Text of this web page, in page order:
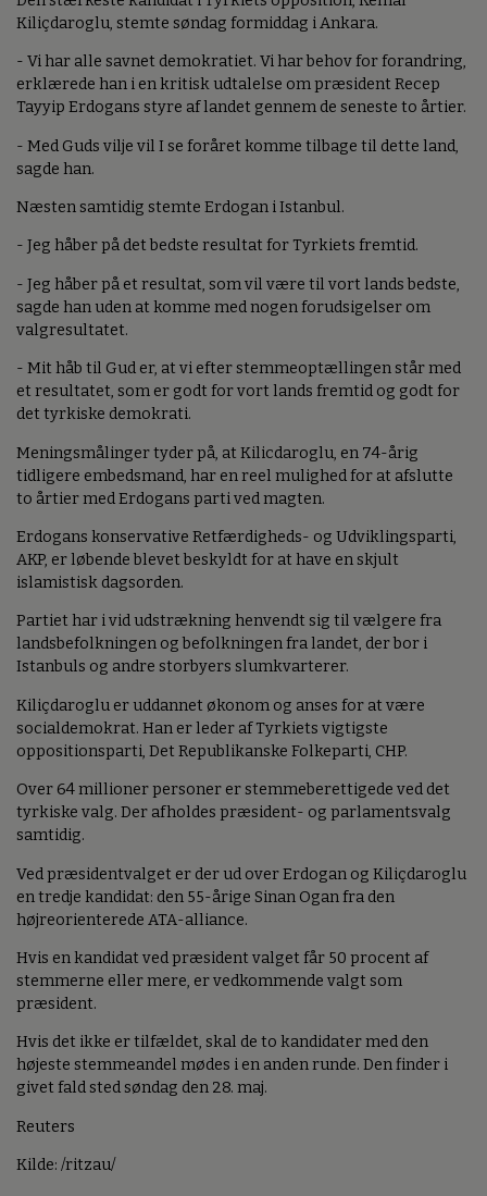
Kiliçdaroglu, stemte søndag formiddag i Ankara.
- Vi har alle savnet demokratiet. Vi har behov for forandring,
erklærede han i en kritisk udtalelse om præsident Recep
Tayyip Erdogans styre af landet gennem de seneste to årtier.
- Med Guds vilje vil I se foråret komme tilbage til dette land,
sagde han.
Næsten samtidig stemte Erdogan i Istanbul.
- Jeg håber på det bedste resultat for Tyrkiets fremtid.
- Jeg håber på et resultat, som vil være til vort lands bedste,
sagde han uden at komme med nogen forudsigelser om
valgresultatet.
- Mit håb til Gud er, at vi efter stemmeoptællingen står med
et resultatet, som er godt for vort lands fremtid og godt for
det tyrkiske demokrati.
Meningsmålinger tyder på, at Kilicdaroglu, en 74-årig
tidligere embedsmand, har en reel mulighed for at afslutte
to årtier med Erdogans parti ved magten.
Erdogans konservative Retfærdigheds- og Udviklingsparti,
AKP, er løbende blevet beskyldt for at have en skjult
islamistisk dagsorden.
Partiet har i vid udstrækning henvendt sig til vælgere fra
landsbefolkningen og befolkningen fra landet, der bor i
Istanbuls og andre storbyers slumkvarterer.
Kiliçdaroglu er uddannet økonom og anses for at være
socialdemokrat. Han er leder af Tyrkiets vigtigste
oppositionsparti, Det Republikanske Folkeparti, CHP.
Over 64 millioner personer er stemmeberettigede ved det
tyrkiske valg. Der afholdes præsident- og parlamentsvalg
samtidig.
Ved præsidentvalget er der ud over Erdogan og Kiliçdaroglu
en tredje kandidat: den 55-årige Sinan Ogan fra den
højreorienterede ATA-alliance.
Hvis en kandidat ved præsident valget får 50 procent af
stemmerne eller mere, er vedkommende valgt som
præsident.
Hvis det ikke er tilfældet, skal de to kandidater med den
højeste stemmeandel mødes i en anden runde. Den finder i
givet fald sted søndag den 28. maj.
Reuters
Kilde: /ritzau/